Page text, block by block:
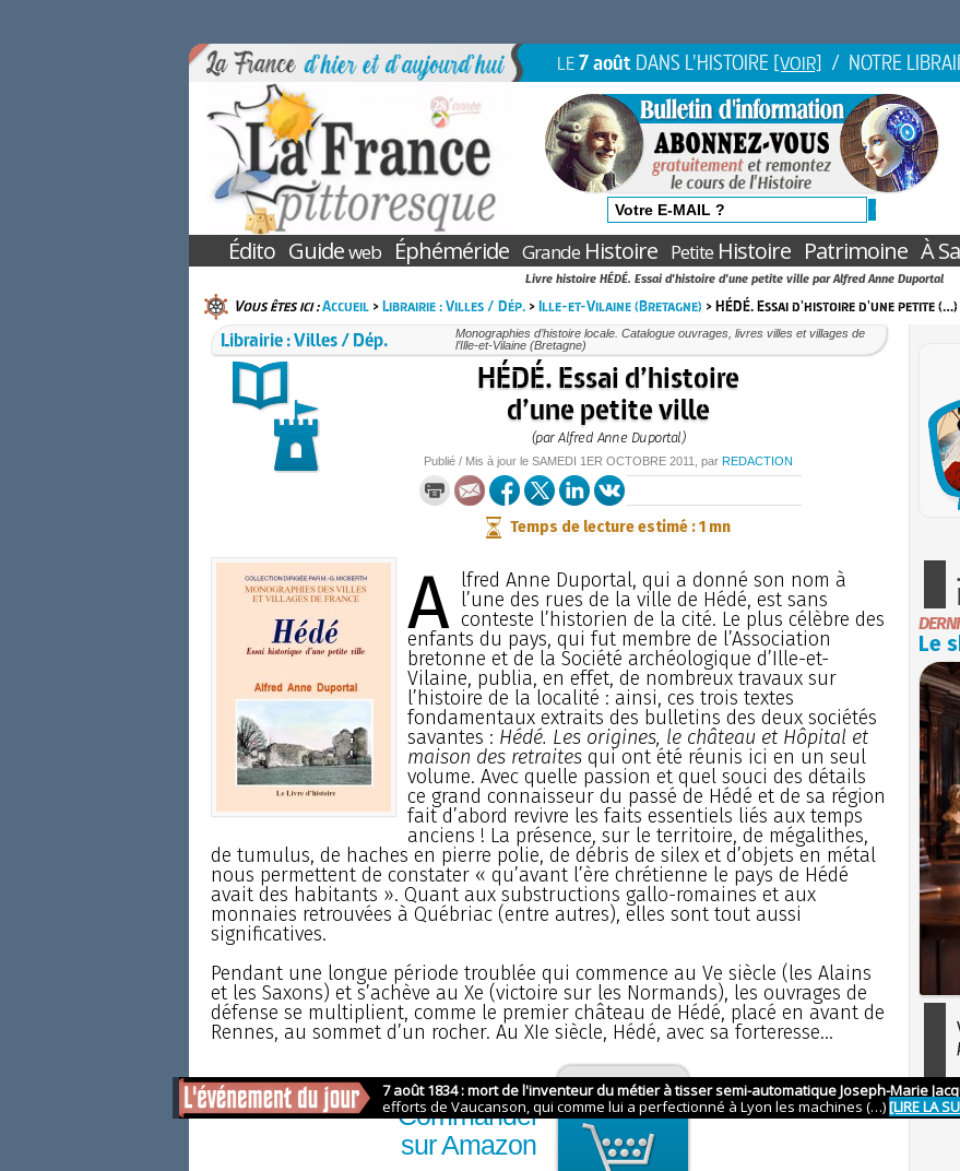
LE7 août DANS L'HISTOIRE [VOIR] / NOTRE
Édito Guideweb Éphéméride GrandeHistoire PetiteHistoire Patrimoine À
Livre histoire HÉDÉ. Essai d'histoire d'une petite ville par Alfred Anne Duportal
Vous êtes ici :Accueil>Librairie : Villes / Dép.>Ille-et-Vilaine (Bretagne) > HÉDÉ. Essai d'histoire d'une petite (…)
Librairie : Villes / Dép.
Monographies d’histoire locale. Catalogue ouvrages, livres villes et villages de
l’Ille-et-Vilaine (Bretagne)
HÉDÉ. Essai d’histoire
d’une petite ville
(par Alfred Anne Duportal)
Publié / Mis à jour le SAMEDI 1ER OCTOBRE 2011 , par REDACTION
Temps de lecture estimé : 1 mn
A lfred Anne Duportal, qui a donné son nom à
l’une des rues de la ville de Hédé, est sans
conteste l’historien de la cité. Le plus célèbre des
enfants du pays, qui fut membre de l’Association
bretonne et de la Société archéologique d’Ille-et-
Vilaine, publia, en effet, de nombreux travaux sur
l’histoire de la localité : ainsi, ces trois textes
fondamentaux extraits des bulletins des deux sociétés
savantes : Hédé. Les origines, le château et Hôpital et
maison des retraitesqui ont été réunis ici en un seul
volume. Avec quelle passion et quel souci des détails
ce grand connaisseur du passé de Hédé et de sa région
fait d’abord revivre les faits essentiels liés aux temps
anciens ! La présence, sur le territoire, de mégalithes,
de tumulus, de haches en pierre polie, de débris de silex et d’objets en métal
nous permettent de constater « qu’avant l’ère chrétienne le pays de Hédé
avait des habitants ». Quant aux substructions gallo-romaines et aux
monnaies retrouvées à Québriac (entre autres), elles sont tout aussi
significatives.
Pendant une longue période troublée qui commence au Ve siècle (les Alains
et les Saxons) et s’achève au Xe (victoire sur les Normands), les ouvrages de
défense se multiplient, comme le premier château de Hédé, placé en avant de
Rennes, au sommet d’un rocher. Au XIe siècle, Hédé, avec sa forteresse...
Commander
sur Amazon
Le